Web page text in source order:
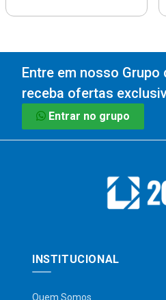
Entre em nosso Grupo
receba ofertas
Entrar no grupo
INSTITUCIONAL
Quem Somos